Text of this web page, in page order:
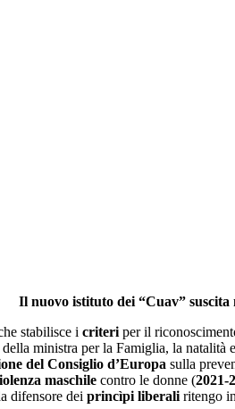
Il nuovo istituto dei “Cuav” suscita
stabilisce i criteri per il
della ministra per la Famiglia, la natalità
del Consiglio d’Europa sulla
maschile contro le donne (2021-
difensore dei princìpi liberali ritengo